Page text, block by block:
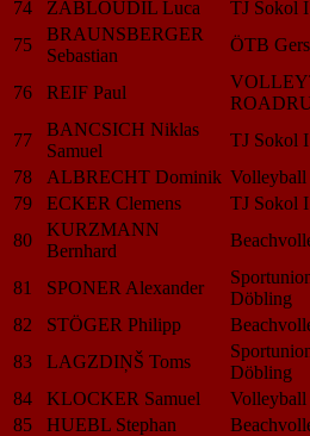
74
ZABLOUDIL Luca TJ Sokol
75
BRAUNSBERGER
Sebastian
ÖTB
76 REIF Paul
77
BANCSICH Niklas
Samuel
TJ Sokol
78
ALBRECHT Dominik
79
ECKER Clemens TJ Sokol
80
KURZMANN
Bernhard
81 SPONER Alexander
Döbling
82
STÖGER Philipp
83
LAGZDIŅŠ Toms
Döbling
84
KLOCKER Samuel
85
HUEBL Stephan